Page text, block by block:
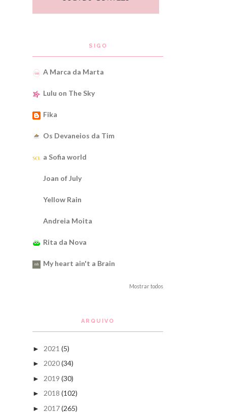
SIGO
A Marca da Marta
Lulu on The Sky
Fika
Os Devaneios da Tim
a Sofia world
Joan of July
Yellow Rain
Andreia Moita
Rita da Nova
My heart ain't a Brain
Mostrar todos
ARQUIVO
► 2021 (5)
► 2020(34)
► 2019 (30)
► 2018 (102)
► 2017(265)